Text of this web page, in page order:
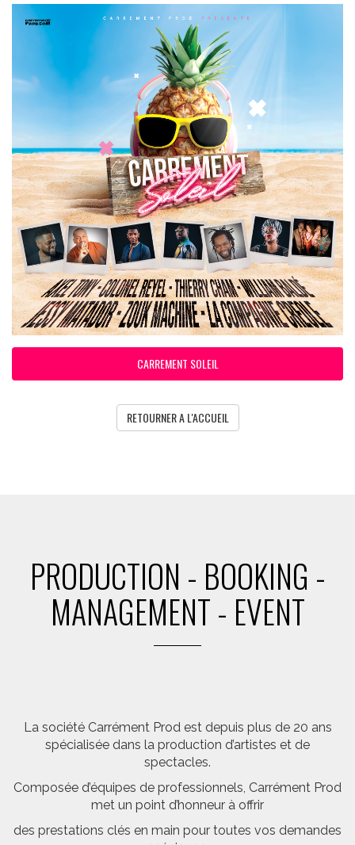
CARREMENT SOLEIL
RETOURNER A L'ACCUEIL
PRODUCTION - BOOKING -
MANAGEMENT - EVENT
La société Carrément Prod est depuis plus de 20 ans
spécialisée dans la production d’artistes et de
spectacles.
Composée d’équipes de professionnels, Carrément Prod
met un point d’honneur à offrir
des prestations clés en main pour toutes vos demandes